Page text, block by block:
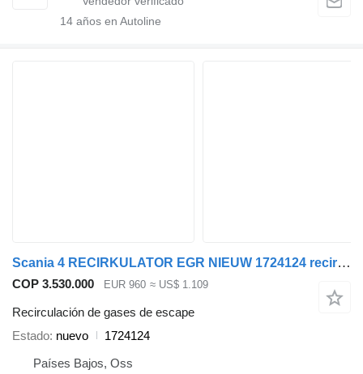
14 años en Autoline
Scania 4 RECIRKULATOR EGR NIEUW 1724124 recirculación de gases de escape para Scania cabeza tractora
COP 3.530.000 EUR 960 ≈ US$ 1.109
Recirculación de gases de escape
Estado nuevo
1724124
Países Bajos, Oss